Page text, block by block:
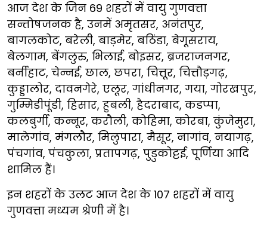
आज देश के जिन 69 शहरों में वायु गुणवत्ता
सन्तोषजनक है, उनमें अमृतसर, अनंतपुर,
बागलकोट, बरेली, बाड़मेर, बठिंडा, बेगूसराय,
बेलगाम, बेंगलुरु, भिलाई, बोइसर, ब्रजराजनगर,
बर्नीहाट, चेन्नई, छाल, छपरा, चित्तूर, चित्तौड़गढ़,
कुड्डालोर, दावनगेरे, एलूर, गांधीनगर, गया, गोरखपुर,
गुम्मिडीपूंडी, हिसार, हुबली, हैदराबाद, कडप्पा,
कलबुर्गी, कन्नूर, करौली, कोहिमा, कोरबा, कुंजेमुरा,
मालेगांव, मंगलौर, मिलुपारा, मैसूर, नागांव, नयागढ़,
पंचगांव, पंचकुला, प्रतापगढ़, पुडुकोट्टई, पूर्णिया आदि
शामिल हैं।
इन शहरों के उलट आज देश के 107 शहरों में वायु
गुणवत्ता मध्यम श्रेणी में है।